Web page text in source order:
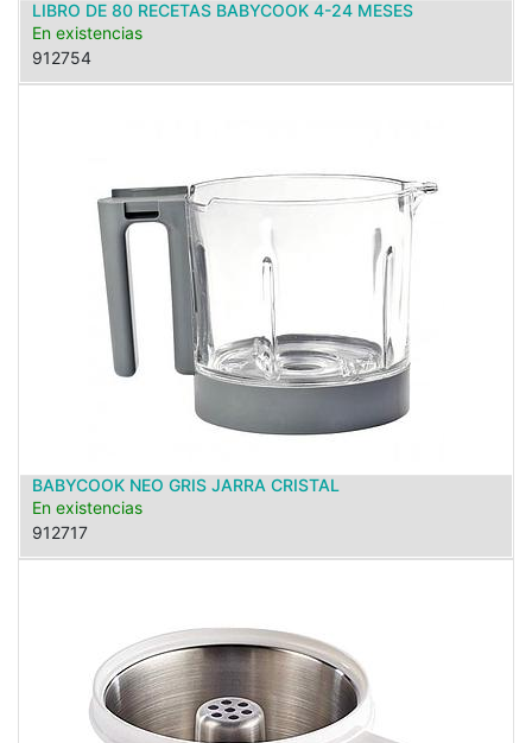
LIBRO DE 80 RECETAS BABYCOOK 4-24 MESES
En existencias
912754
BABYCOOK NEO GRIS JARRA CRISTAL
En existencias
912717